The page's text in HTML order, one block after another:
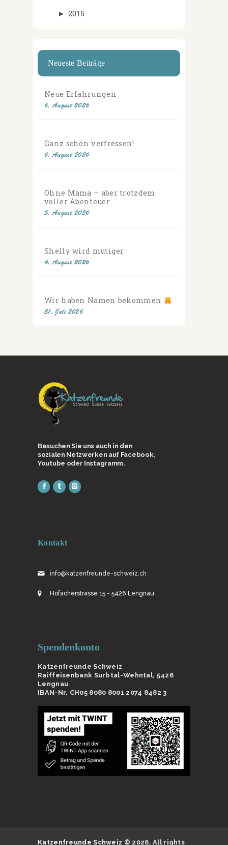
► 2015
Neueste Beiträge
Neue Erfahrungen
6. August 2026
Ganz schön verfressen!
6. August 2026
Ohne Mama – aber trotzdem
voller Abenteuer
5. August 2026
Shelly wird mutiger
4. August 2026
Wir haben Namen bekommen
31. Juli 2026
Besuchen Sie uns auch in den
sozialen Netzwerken auf Facebook,
Youtube oder Instagramm.
Kontakt
info@katzenfreunde-schweiz.ch
Hofacherstrasse 15 - 5426 Lengnau
Spendenkonto
Katzenfreunde Schweiz
Raiffeisenbank Surbtal-Wehntal, 5426
Lengnau
IBAN-Nr. CH05 8080 8001 2074 8482 3
Katzenfreunde Schweiz © 2026. All rights